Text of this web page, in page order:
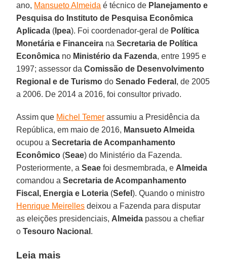
ano, Mansueto Almeida é técnico de Planejamento e
Pesquisa do Instituto de Pesquisa Econômica
Aplicada ( Ipea). Foi coordenador-geral de Política
Monetária e Financeira na Secretaria de Política
Econômica no Ministério da Fazenda, entre 1995 e
1997; assessor daComissão de Desenvolvimento
Regional e de Turismodo Senado Federal , de 2005
a 2006. De 2014 a 2016, foi consultor privado.
Assim que Michel Temer assumiu a Presidência da
República, em maio de 2016, Mansueto Almeida
ocupou aSecretaria de Acompanhamento
Econômico (Seae) do Ministério da Fazenda.
Posteriormente, aSeae foi desmembrada, e Almeida
comandou aSecretaria de Acompanhamento
Fiscal, Energia e Loteria (Sefel). Quando o ministro
Henrique Meirelles deixou a Fazenda para disputar
as eleições presidenciais, Almeida passou a chefiar
oTesouro Nacional .
Leia mais